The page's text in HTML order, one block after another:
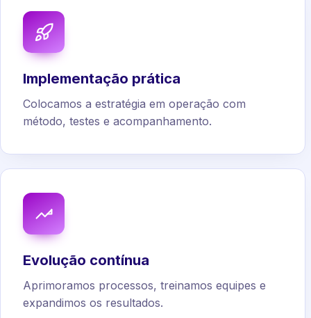
Implementação prática
Colocamos a estratégia em operação com
método, testes e acompanhamento.
Evolução contínua
Aprimoramos processos, treinamos equipes e
expandimos os resultados.